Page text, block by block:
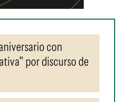
con
por discurso de